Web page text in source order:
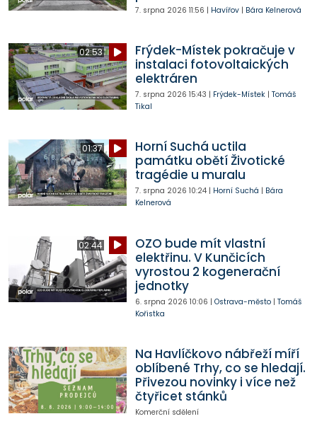
7. srpna 2026 11:56 | Havířov| Bára Kelnerová
02:53
Frýdek-Místek pokračuje v
instalaci fotovoltaických
elektráren
7. srpna 2026 15:43 | Frýdek-Místek| Tomáš
Tikal
01:37
Horní Suchá uctila
památku obětí Životické
tragédie u muralu
7. srpna 2026 10:24| Horní Suchá | Bára
Kelnerová
02:44
OZO bude mít vlastní
elektřinu. V Kunčicích
vyrostou 2 kogenerační
jednotky
6. srpna 2026 10:06 | Ostrava-město| Tomáš
Kořistka
Na Havlíčkovo nábřeží míří
oblíbené Trhy, co se hledají.
Přivezou novinky i více než
čtyřicet stánků
Komerční sdělení